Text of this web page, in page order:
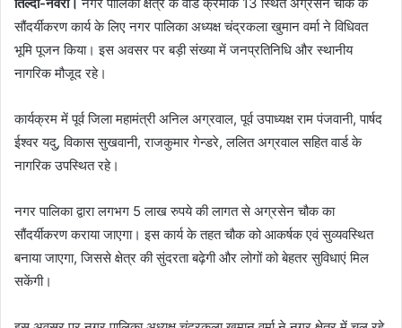
सौंदर्यीकरण कार्य के लिए नगर पालिका अध्यक्ष चंद्रकला खुमान वर्मा ने विधिवत
भूमि पूजन किया। इस अवसर पर बड़ी संख्या में जनप्रतिनिधि और स्थानीय
नागरिक मौजूद रहे।
कार्यक्रम में पूर्व जिला महामंत्री अनिल अग्रवाल, पूर्व उपाध्यक्ष राम पंजवानी, पार्षद
ईश्वर यदु, विकास सुखवानी, राजकुमार गेन्डरे, ललित अग्रवाल सहित वार्ड के
नागरिक उपस्थित रहे।
नगर पालिका द्वारा लगभग 5 लाख रुपये की लागत से अग्रसेन चौक का
सौंदर्यीकरण कराया जाएगा। इस कार्य के तहत चौक को आकर्षक एवं सुव्यवस्थित
बनाया जाएगा, जिससे क्षेत्र की सुंदरता बढ़ेगी और लोगों को बेहतर सुविधाएं मिल
सकेंगी।